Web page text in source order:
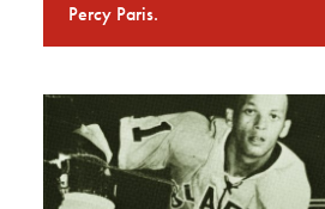
Percy Paris.